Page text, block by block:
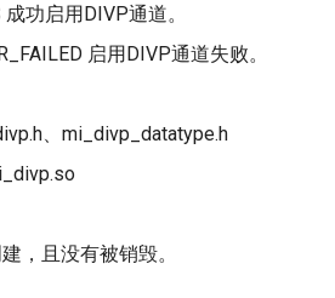
成功启用DIVP通道。
启用DIVP通道失败。
、mi_divp_datatype.h
，且没有被销毁。